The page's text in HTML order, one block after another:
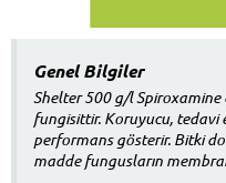
Genel Bilgiler
Shelter 500 g/l Spiroxamine
fungisittir. Koruyucu, tedavi
performans gösterir. Bitki
madde fungusların